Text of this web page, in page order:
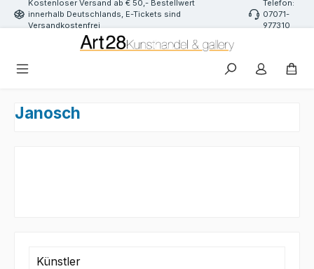
Zum Hauptinhalt springen
Kostenloser Versand ab € 50,- Bestellwert
innerhalb Deutschlands, E-Tickets sind
Versandkostenfrei
Telefon:
07071-
977310
Janosch
Künstler